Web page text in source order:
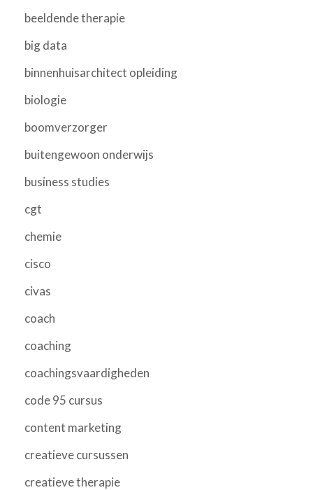
beeldende therapie
big data
binnenhuisarchitect opleiding
biologie
boomverzorger
buitengewoon onderwijs
business studies
cgt
chemie
cisco
civas
coach
coaching
coachingsvaardigheden
code 95 cursus
content marketing
creatieve cursussen
creatieve therapie